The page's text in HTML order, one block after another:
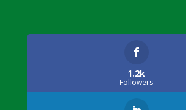
1.2k
Followers